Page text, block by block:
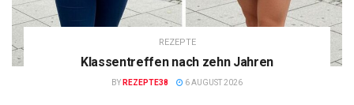
REZEPTE
Klassentreffen nach zehn Jahren
BY REZEPTE38 6 AUGUST 2026